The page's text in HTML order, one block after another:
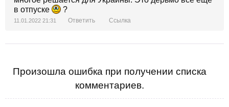
в отпуске
?
11.01.2022 21:31 Ответить Ссылка
Произошла ошибка при получении списка
комментариев.